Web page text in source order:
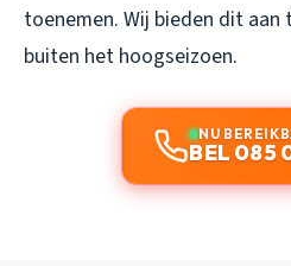
toenemen. Wij bieden dit
buiten het hoogseizoen.
NU
BEL 085